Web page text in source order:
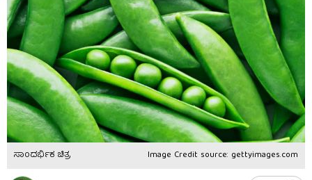
ಸಾಂದರ್ಭಿಕ ಚಿತ್ರ Image Credit source: gettyimages.com